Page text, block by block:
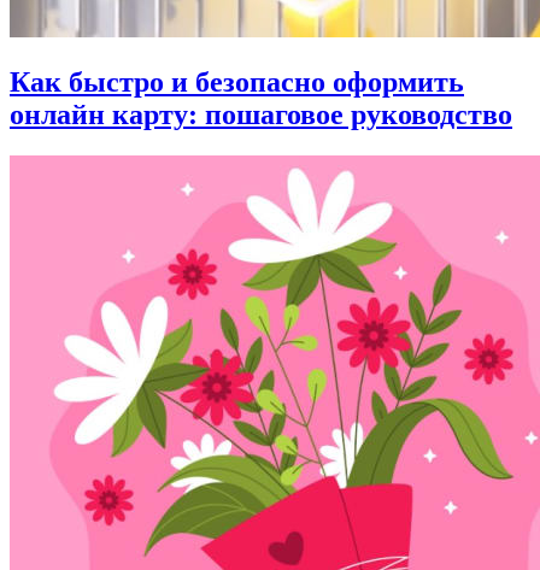
Как быстро и безопасно оформить
онлайн карту: пошаговое руководство